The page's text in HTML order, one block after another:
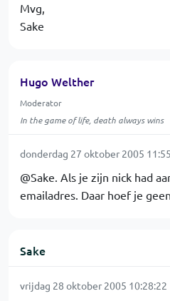
Mvg,
Sake
Hugo Welther
Moderator
In the game of life, death always wins
donderdag 27 oktober 2005
@Sake. Als je zijn nick had
emailadres. Daar hoef je
Sake
vrijdag 28 oktober 2005 10:28:22